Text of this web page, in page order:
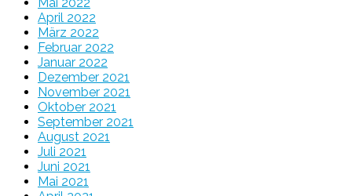
April 2022
März 2022
Februar 2022
Januar 2022
Dezember 2021
November 2021
Oktober 2021
September 2021
August 2021
Juli 2021
Juni 2021
Mai 2021